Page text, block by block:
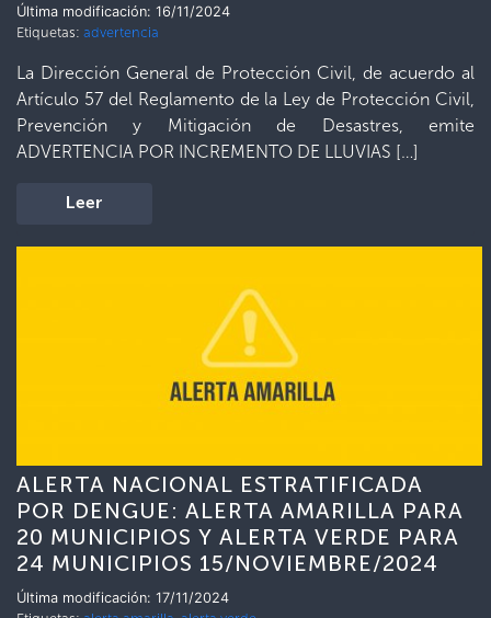
Última modificación: 16/11/2024
Etiquetas: advertencia
La Dirección General de Protección Civil, de acuerdo al
Artículo 57 del Reglamento de la Ley de Protección Civil,
Prevención y Mitigación de Desastres, emite
ADVERTENCIA POR INCREMENTO DE LLUVIAS […]
Leer
ALERTA NACIONAL ESTRATIFICADA
POR DENGUE: ALERTA AMARILLA PARA
20 MUNICIPIOS Y ALERTA VERDE PARA
24 MUNICIPIOS 15/NOVIEMBRE/2024
Última modificación: 17/11/2024